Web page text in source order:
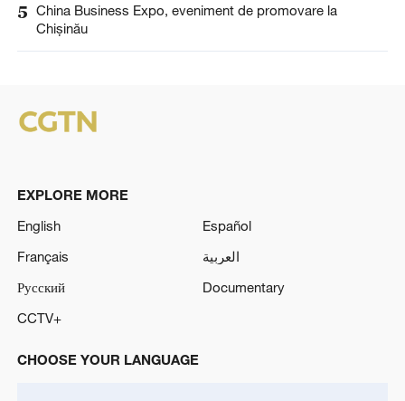
5 China Business Expo, eveniment de promovare la
Chișinău
EXPLORE MORE
English
Español
Français
العربية
Русский
Documentary
CCTV+
CHOOSE YOUR LANGUAGE